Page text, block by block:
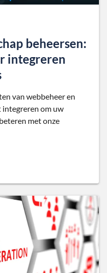
beheersen:
integreren
van webbeheer en
integreren om uw
met onze